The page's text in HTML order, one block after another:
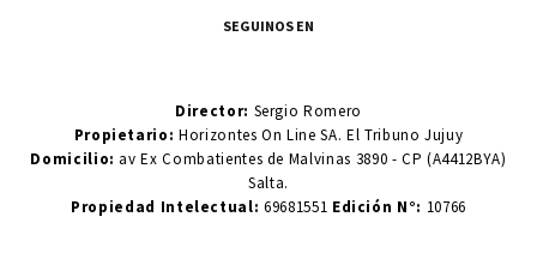
SEGUINOS EN
Director: Sergio Romero
Propietario:Horizontes On Line SA. El Tribuno Jujuy
Domicilio: av Ex Combatientes de Malvinas 3890 - CP (A4412BYA)
Salta.
Propiedad Intelectual: 69681551 Edición N°: 10766